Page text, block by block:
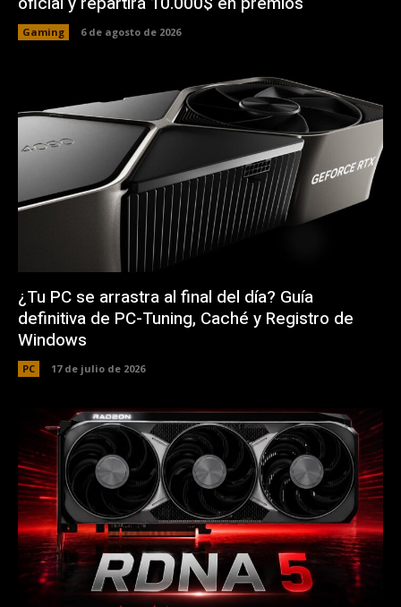
Gaming 6 de agosto de 2026
¿Tu PC se arrastra al final del día? Guía
definitiva de PC-Tuning, Caché y Registro de
Windows
PC 17 de julio de 2026